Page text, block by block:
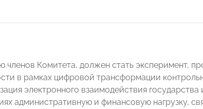
членов Комитета, должен стать эксперимент,
в рамках цифровой трансформации
электронного взаимодействия
административную и финансовую нагрузку,